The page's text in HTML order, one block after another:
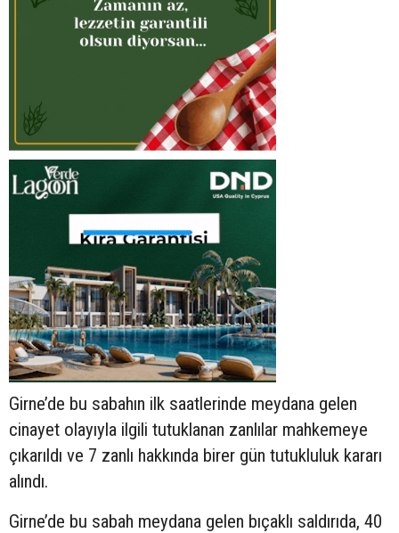
Girne’de bu sabahın ilk saatlerinde meydana gelen
cinayet olayıyla ilgili tutuklanan zanlılar mahkemeye
çıkarıldı ve 7 zanlı hakkında birer gün tutukluluk kararı
alındı.
Girne’de bu sabah meydana gelen bıçaklı saldırıda, 40